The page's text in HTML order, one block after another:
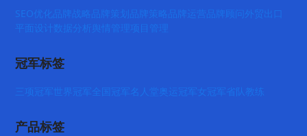
SEO优化 品牌战略 品牌策划 品牌策略 品牌运营 品牌顾问 外贸出口
平面设计数据分析 舆情管理 项目管理
冠军标签
三项冠军世界冠军全国冠军名人堂 奥运冠军 女冠军省队教练
产品标签